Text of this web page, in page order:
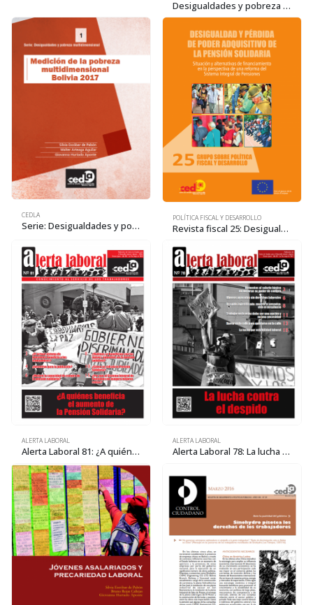
Desigualdades y pobreza en Bolivia: una perspectiva multidimensional
CEDLA
Serie: Desigualdades y pobreza multidimensional. Medición de la pobreza multidimensional Bolivia 2017
POLÍTICA FISCAL Y DESARROLLO
Revista fiscal 25: Desigualdad y pérdida de poder adquisitivo de la Pensión Solidaria
ALERTA LABORAL
Alerta Laboral 81: ¿A quiénes beneficia el aumento de la Pensión Solidaria?
ALERTA LABORAL
Alerta Laboral 78: La lucha contra el despido